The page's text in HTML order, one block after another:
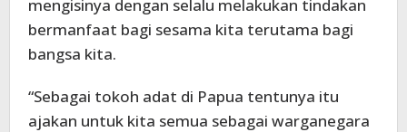
mengisinya dengan selalu melakukan tindakan
bermanfaat bagi sesama kita terutama bagi
bangsa kita.
“Sebagai tokoh adat di Papua tentunya itu
ajakan untuk kita semua sebagai warganegara